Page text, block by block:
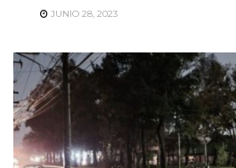
JUNIO 28, 2023